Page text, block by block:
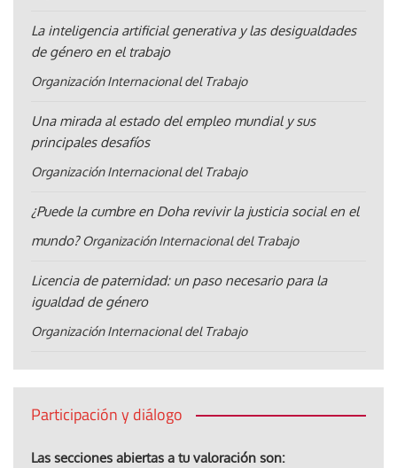
La inteligencia artificial generativa y las desigualdades
de género en el trabajo
Organización Internacional del Trabajo
Una mirada al estado del empleo mundial y sus
principales desafíos
Organización Internacional del Trabajo
¿Puede la cumbre en Doha revivir la justicia social en el
mundo? Organización Internacional del Trabajo
Licencia de paternidad: un paso necesario para la
igualdad de género
Organización Internacional del Trabajo
Participación y diálogo
Las secciones abiertas a tu valoración son: